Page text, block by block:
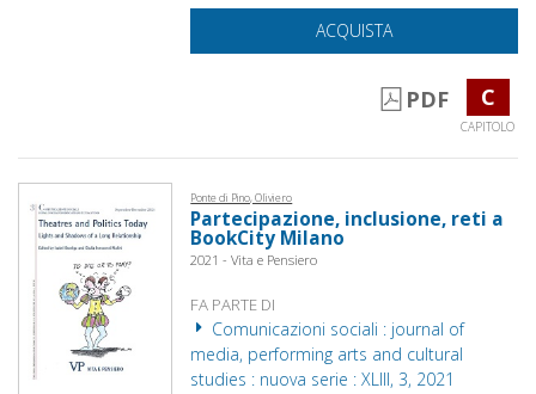
ACQUISTA
PDF C
CAPITOLO
Ponte di Pino, Oliviero
Partecipazione, inclusione, reti a
BookCity Milano
2021 - Vita e Pensiero
FA PARTE DI
Comunicazioni sociali : journal of
media, performing arts and cultural
studies : nuova serie : XLIII, 3, 2021